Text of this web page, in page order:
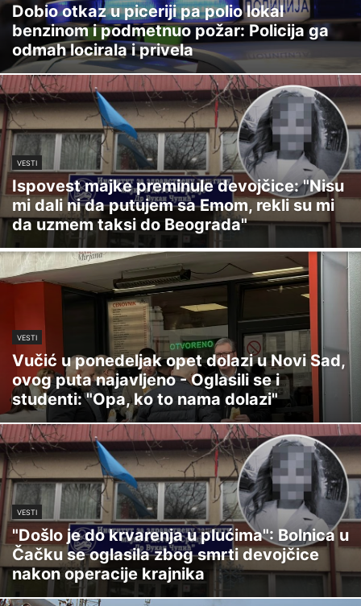
Dobio otkaz u piceriji pa polio lokal
benzinom i podmetnuo požar: Policija ga
odmah locirala i privela
VESTI
Ispovest majke preminule devojčice: "Nisu
mi dali ni da putujem sa Emom, rekli su mi
da uzmem taksi do Beograda"
VESTI
Vučić u ponedeljak opet dolazi u Novi Sad,
ovog puta najavljeno - Oglasili se i
studenti: "Opa, ko to nama dolazi"
VESTI
"Došlo je do krvarenja u plućima": Bolnica u
Čačku se oglasila zbog smrti devojčice
nakon operacije krajnika